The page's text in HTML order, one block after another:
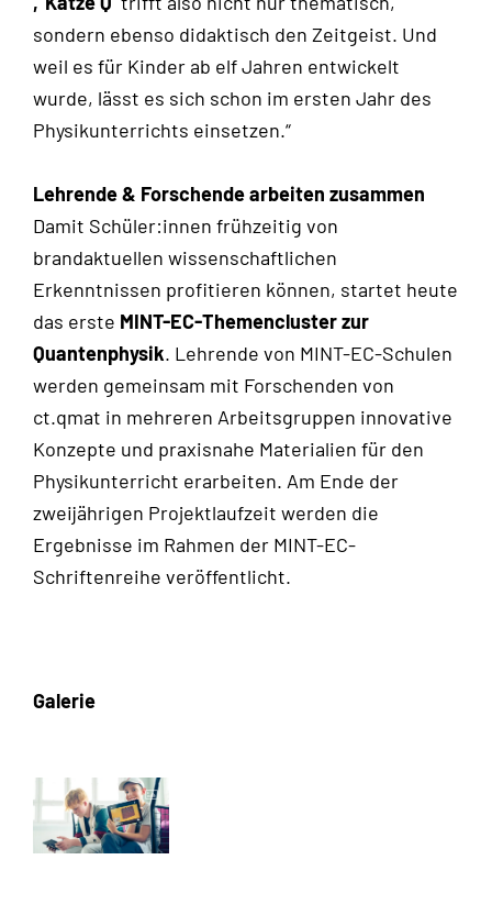
sondern ebenso didaktisch den Zeitgeist. Und
weil es für Kinder ab elf Jahren entwickelt
wurde, lässt es sich schon im ersten Jahr des
Physikunterrichts einsetzen.“
Lehrende & Forschende arbeiten zusammen
Damit Schüler:innen frühzeitig von
brandaktuellen wissenschaftlichen
Erkenntnissen profitieren können, startet heute
das erste MINT-EC-Themencluster zur
Quantenphysik. Lehrende von MINT-EC-Schulen
werden gemeinsam mit Forschenden von
ct.qmat in mehreren Arbeitsgruppen innovative
Konzepte und praxisnahe Materialien für den
Physikunterricht erarbeiten. Am Ende der
zweijährigen Projektlaufzeit werden die
Ergebnisse im Rahmen der MINT-EC-
Schriftenreihe veröffentlicht.
Galerie